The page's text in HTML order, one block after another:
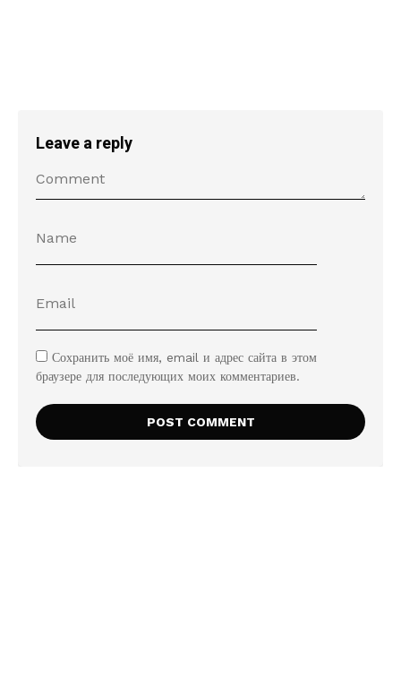
Leave a reply
Сохранить моё имя, email и адрес сайта в этом
браузере для последующих моих комментариев.